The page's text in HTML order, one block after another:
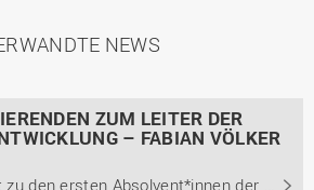
NEWS
ZUM LEITER DER
– FABIAN VÖLKER
Fabian Völker gehört zu den ersten Absolvent*innen der Studienrichtung Technische Informatik des dualen Studiengangs Engineering technischer Systeme (EtS) am Campus Lingen. Im Interview berichtet er u.a., warum er unbedingt ein duales Studium absolvieren wollte und wie ihm die ...